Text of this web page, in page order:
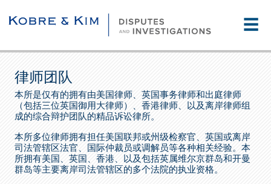
☰
律师团队
本所是仅有的拥有由美国律师、英国事务律师和出庭律师
（包括三位英国御用大律师）、香港律师、以及离岸律师组
成的综合辩护团队的精品诉讼律所。
本所多位律师拥有担任美国联邦或州级检察官、英国或离岸
司法管辖区法官、国际仲裁员或调解员等各种相关经验。本
所拥有美国、英国、香港、以及包括英属维尔京群岛和开曼
群岛等主要离岸司法管辖区的多个法院的执业资格。